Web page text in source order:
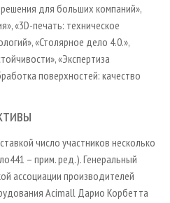
для больших компаний»,
«3D-печать: техническое
«Столярное дело 4.0.»,
«Экспертиза
поверхностей: качество
число участников несколько
– прим. ред.). Генеральный
ассоциации производителей
Acimall Дарио Корбетта